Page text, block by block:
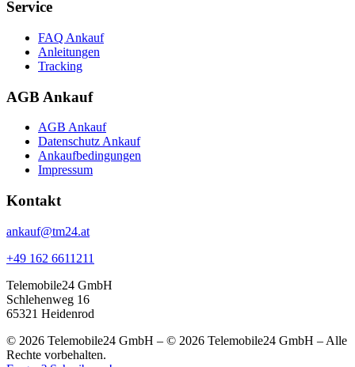
Service
FAQ Ankauf
Anleitungen
Tracking
AGB Ankauf
AGB Ankauf
Datenschutz Ankauf
Ankaufbedingungen
Impressum
Kontakt
ankauf@tm24.at
+49 162 6611211
Telemobile24 GmbH
Schlehenweg 16
65321 Heidenrod
© 2026 Telemobile24 GmbH – © 2026 Telemobile24 GmbH – Alle
Rechte vorbehalten.